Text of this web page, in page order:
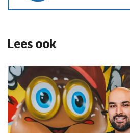
Lees ook